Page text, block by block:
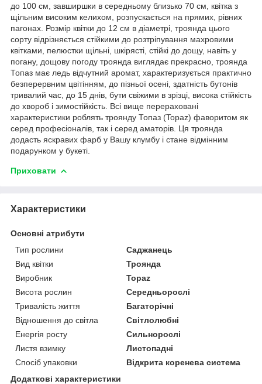
до 100 см, завширшки в середньому близько 70 см, квітка з
щільним високим келихом, розпускається на прямих, рівних
пагонах. Розмір квітки до 12 см в діаметрі, троянда цього
сорту відрізняється стійкими до розтріпування махровими
квітками, пелюстки щільні, шкірясті, стійкі до дощу, навіть у
погану, дощову погоду троянда виглядає прекрасно, троянда
Топаз має ледь відчутний аромат, характеризується практично
безперервним цвітінням, до пізньої осені, здатність бутонів
тривалий час, до 15 днів, бути свіжими в зрізці, висока стійкість
до хвороб і зимостійкість. Всі вище перераховані
характеристики роблять троянду Топаз (Topaz) фаворитом як
серед професіоналів, так і серед аматорів. Ця троянда
додасть яскравих фарб у Вашу клумбу і стане відмінним
подарунком у букеті.
Приховати
Характеристики
Основні атрибути
Тип рослини
Саджанець
Вид квітки
Троянда
Виробник
Topaz
Висота рослин
Середньорослі
Тривалість життя
Багаторічні
Відношення до світла
Світлолюбні
Енергія росту
Сильнорослі
Листя взимку
Листопадні
Спосіб упаковки
Відкрита коренева система
Додаткові характеристики